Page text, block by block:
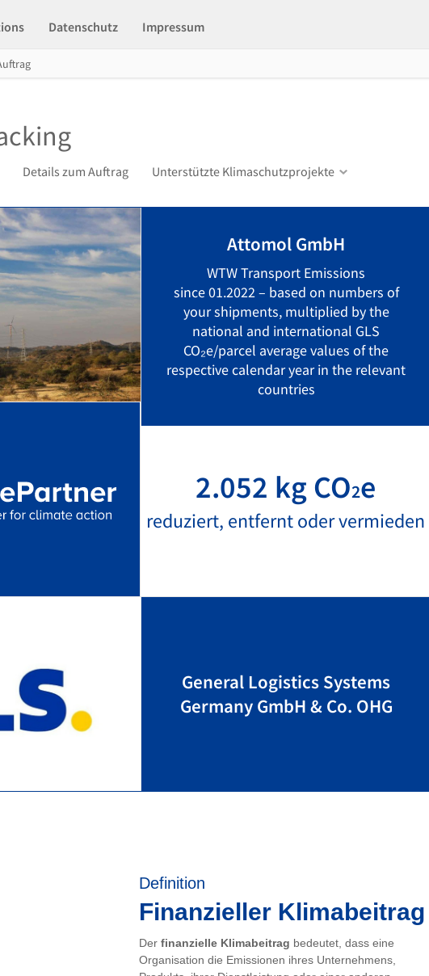
Datenschutz Impressum
Details zum Auftrag Unterstützte Klimaschutzprojekte
Attomol GmbH
WTW Transport Emissions
since 01.2022 – based on numbers of
your shipments, multiplied by the
national and international GLS
CO₂e/parcel average values of the
respective calendar year in the relevant
countries
2.052 kg CO2e
reduziert, entfernt oder vermieden
General Logistics Systems
Germany GmbH & Co. OHG
Definition
Finanzieller Klimabeitrag
Der finanzielle Klimabeitrag bedeutet, dass eine
Organisation die Emissionen ihres Unternehmens,